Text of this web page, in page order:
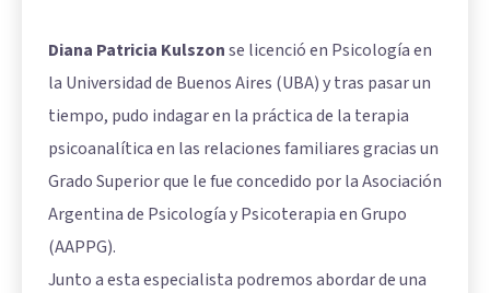
Diana Patricia Kulszonse licenció en Psicología en
la Universidad de Buenos Aires (UBA) y tras pasar un
tiempo, pudo indagar en la práctica de la terapia
psicoanalítica en las relaciones familiares gracias un
Grado Superior que le fue concedido por la Asociación
Argentina de Psicología y Psicoterapia en Grupo
(AAPPG).
Junto a esta especialista podremos abordar de una